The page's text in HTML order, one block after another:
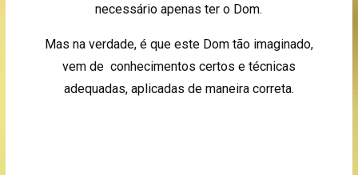
necessário apenas ter o Dom.
Mas na verdade, é que este Dom tão imaginado,
vem de conhecimentos certos e técnicas
adequadas, aplicadas de maneira correta.